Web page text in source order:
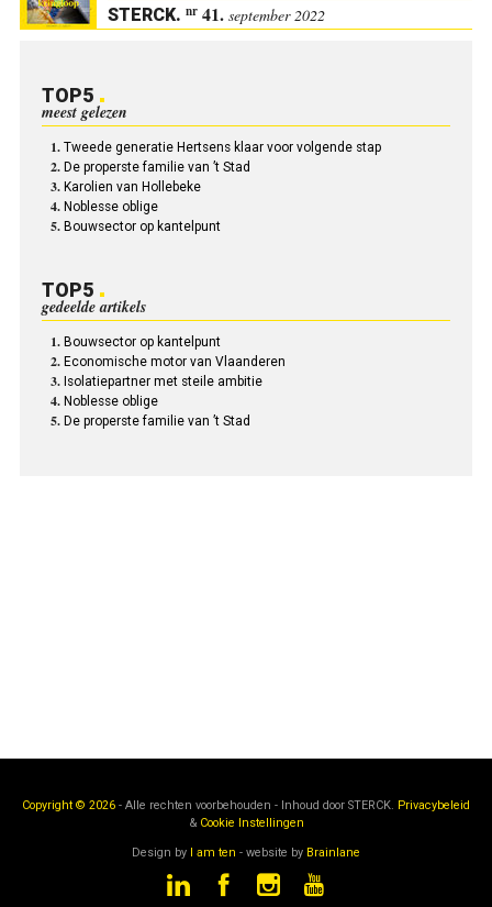
STERCK. nr41. september 2022
TOP5
meest gelezen
Tweede generatie Hertsens klaar voor volgende stap
De properste familie van ’t Stad
Karolien van Hollebeke
Noblesse oblige
Bouwsector op kantelpunt
TOP5
gedeelde artikels
Bouwsector op kantelpunt
Economische motor van Vlaanderen
Isolatiepartner met steile ambitie
Noblesse oblige
De properste familie van ’t Stad
Copyright © 2026 - Alle rechten voorbehouden - Inhoud door STERCK. Privacybeleid
& Cookie Instellingen
Design by I am ten - website by Brainlane